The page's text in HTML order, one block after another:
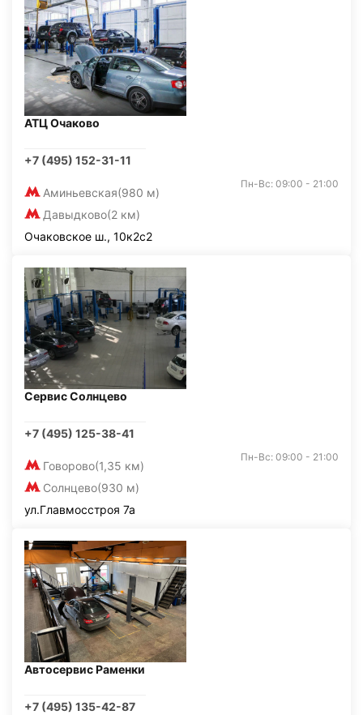
АТЦ Очаково
+7 (495) 152-31-11
Аминьевская(980 м)
Давыдково(2 км)
Пн-Вс: 09:00 - 21:00
Очаковское ш., 10к2с2
Сервис Солнцево
+7 (495) 125-38-41
Говорово(1,35 км)
Солнцево(930 м)
Пн-Вс: 09:00 - 21:00
ул.Главмосстроя 7а
Автосервис Раменки
+7 (495) 135-42-87